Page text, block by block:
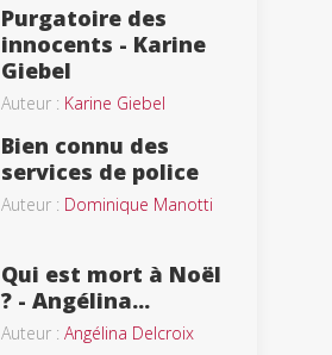
Purgatoire des
innocents - Karine
Giebel
Auteur : Karine Giebel
Bien connu des
services de police
Auteur : Dominique Manotti
Qui est mort à Noël
? - Angélina...
Auteur : Angélina Delcroix